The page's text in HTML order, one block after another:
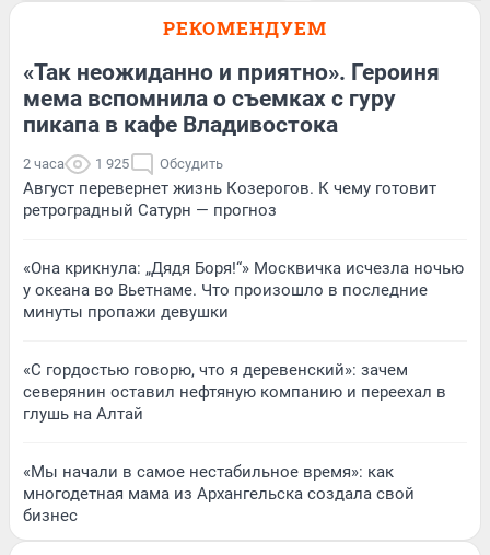
РЕКОМЕНДУЕМ
«Так неожиданно и приятно». Героиня
мема вспомнила о съемках с гуру
пикапа в кафе Владивостока
2 часа 1 925 Обсудить
Август перевернет жизнь Козерогов. К чему готовит
ретроградный Сатурн — прогноз
«Она крикнула: „Дядя Боря!“» Москвичка исчезла ночью
у океана во Вьетнаме. Что произошло в последние
минуты пропажи девушки
«С гордостью говорю, что я деревенский»: зачем
северянин оставил нефтяную компанию и переехал в
глушь на Алтай
«Мы начали в самое нестабильное время»: как
многодетная мама из Архангельска создала свой
бизнес